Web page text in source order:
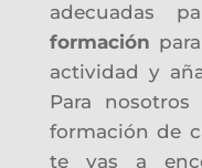
adecuadas
formación
actividad y
Para
formación de
te vas a